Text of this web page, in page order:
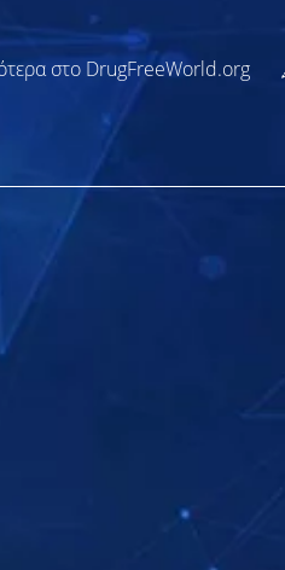
στο DrugFreeWorld.org